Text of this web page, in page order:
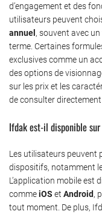
d’engagement et des
utilisateurs peuvent
annuel , souvent avec
terme. Certaines
exclusives comme un
des options de
sur les prix et les
de consulter directement
Ifdak est-il disponible
Les utilisateurs peuvent
dispositifs, notamment
L’application mobile est
commeiOS et Android,
tout moment. De plus,